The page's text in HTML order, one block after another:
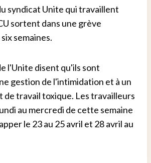
syndicat Unite qui travaillent
sortent dans une grève
semaines.
l'Unite disent qu'ils sont
gestion de l'intimidation et à un
de travail toxique. Les travailleurs
au mercredi de cette semaine
le 23 au 25 avril et 28 avril au